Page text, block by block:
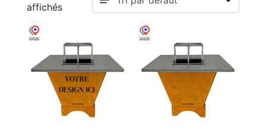
affichés